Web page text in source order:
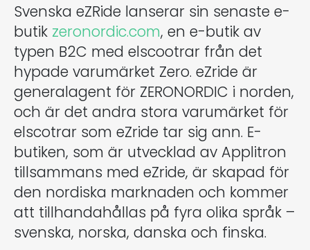
Svenska eZRide lanserar sin senaste e-
butik zeronordic.com, en e-butik av
typen B2C med elscootrar från det
hypade varumärket Zero. eZride är
generalagent för ZERONORDIC i norden,
och är det andra stora varumärket för
elscotrar som eZride tar sig ann. E-
butiken, som är utvecklad av Applitron
tillsammans med eZride, är skapad för
den nordiska marknaden och kommer
att tillhandahållas på fyra olika språk –
svenska, norska, danska och finska.